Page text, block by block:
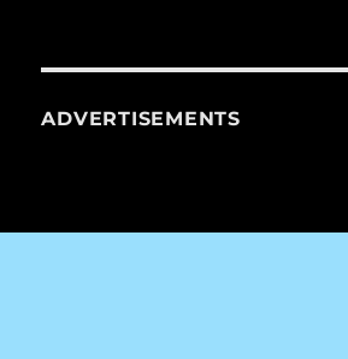
ADVERTISEMENTS